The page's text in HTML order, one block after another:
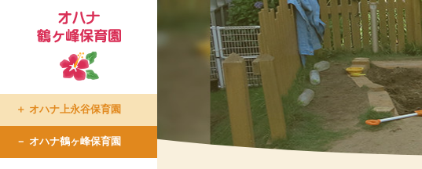
オハナ上永谷保育園
オハナ鶴ヶ峰保育園
たまプラーザ倶楽部